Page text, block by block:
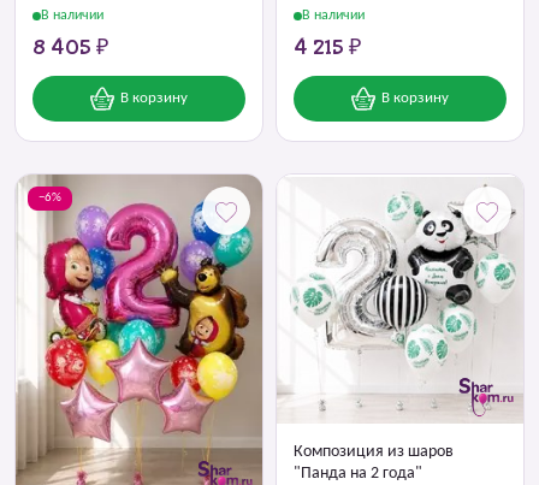
В наличии
8 405 ₽
В корзину
В наличии
4 215 ₽
В корзину
−6%
Композиция из шаров
"Панда на 2 года"